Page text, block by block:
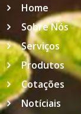
Home
Sobre Nós
Serviços
Produtos
Cotações
Notíciais